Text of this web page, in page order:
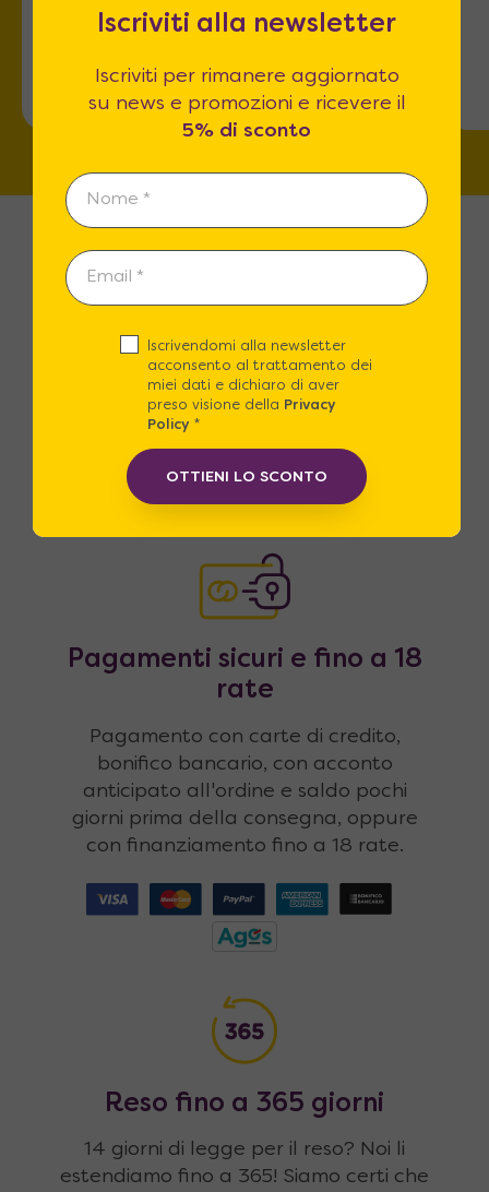
Roma
Via dell'Omo 101
Spedizioni Gratuite
Spedizione Gratuita in tutta Italia o
scegliere il nostro Servizio in guanti
Pagamenti sicuri e fino a 18
rate
Pagamento con carte di credito,
bonifico bancario, con acconto
anticipato all'ordine e saldo pochi
giorni prima della consegna, oppure
con finanziamento fino a 18 rate.
Reso fino a 365 giorni
14 giorni di legge per il reso? Noi li
estendiamo fino a 365! Siamo certi che
Iscriviti alla newsletter
Iscriviti per rimanere aggiornato
su news e promozioni e ricevere il
5% di sconto
Iscrivendomi alla newsletter
acconsento al trattamento dei
miei dati e dichiaro di aver
preso visione della
Privacy
Policy*
OTTIENI LO SCONTO